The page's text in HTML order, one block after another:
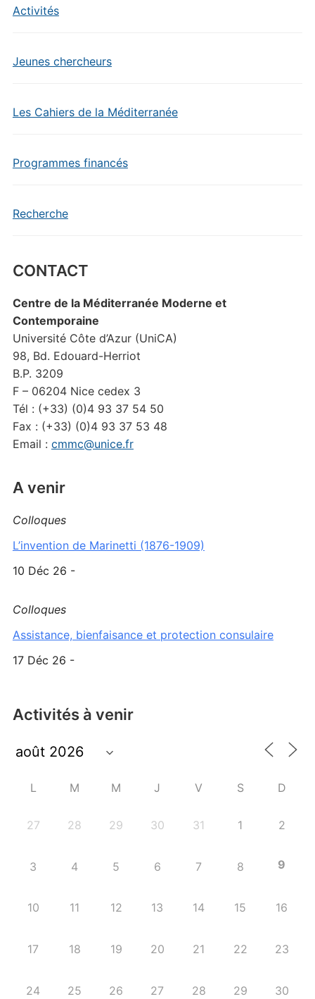
Activités
Jeunes chercheurs
Les Cahiers de la Méditerranée
Programmes financés
Recherche
CONTACT
Centre de la Méditerranée Moderne et
Contemporaine
Université Côte d’Azur (UniCA)
98, Bd. Edouard-Herriot
B.P. 3209
F – 06204 Nice cedex 3
Tél : (+33) (0)4 93 37 54 50
Fax : (+33) (0)4 93 37 53 48
Email : cmmc@unice.fr
A venir
Colloques
L’invention de Marinetti (1876-1909)
10 Déc 26 -
Colloques
Assistance, bienfaisance et protection consulaire
17 Déc 26 -
Activités à venir
L M M J V S D
27 28 29 30 31 1 2
3 4 5 6 7 8 9
10 11 12 13 14 15 16
17 18 19 20 21 22 23
24 25 26 27 28 29 30